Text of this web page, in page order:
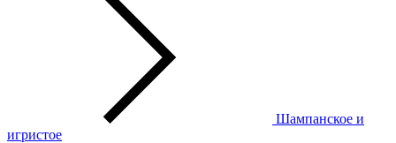
Шампанское и
игристое